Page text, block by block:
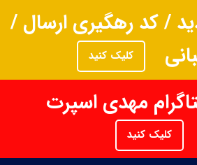
/ کد رهگیری ارسال /
کلیک کنید
مهدی اسپرت
کلیک کنید